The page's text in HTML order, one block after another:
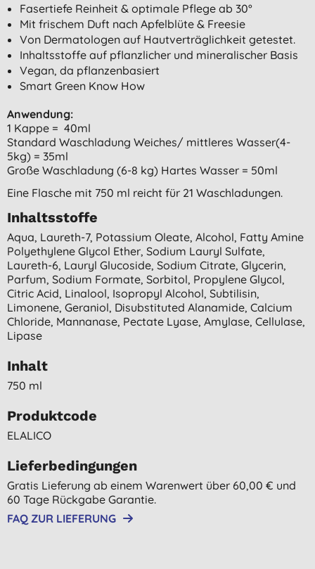
Fasertiefe Reinheit & optimale Pflege ab 30°
Mit frischem Duft nach Apfelblüte & Freesie
Von Dermatologen auf Hautverträglichkeit getestet.
Inhaltsstoffe auf pflanzlicher und mineralischer Basis
Vegan, da pflanzenbasiert
Smart Green Know How
Anwendung:
1 Kappe = 40ml
Standard Waschladung Weiches/ mittleres Wasser(4-
5kg) = 35ml
Große Waschladung (6-8 kg) Hartes Wasser = 50ml
Eine Flasche mit 750 ml reicht für 21 Waschladungen.
Inhaltsstoffe
Aqua, Laureth-7, Potassium Oleate, Alcohol, Fatty Amine
Polyethylene Glycol Ether, Sodium Lauryl Sulfate,
Laureth-6, Lauryl Glucoside, Sodium Citrate, Glycerin,
Parfum, Sodium Formate, Sorbitol, Propylene Glycol,
Citric Acid, Linalool, Isopropyl Alcohol, Subtilisin,
Limonene, Geraniol, Disubstituted Alanamide, Calcium
Chloride, Mannanase, Pectate Lyase, Amylase, Cellulase,
Lipase
Inhalt
750 ml
Produktcode
ELALICO
Lieferbedingungen
Gratis Lieferung ab einem Warenwert über 60,00 € und
60 Tage Rückgabe Garantie.
FAQ ZUR LIEFERUNG